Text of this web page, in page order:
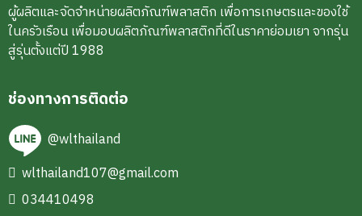
ผู้ผลิตและจัดจำหน่ายผลิตภัณฑ์พลาสติก เพื่อการเกษตรและของใช้
ในครัวเรือน เพื่อมอบผลิตภัณฑ์พลาสติกที่ดีในราคาย่อมเยา จากรุ่น
สู่รุ่นตั้งแต่ปี 1988
ช่องทางการติดต่อ
@wlthailand
wlthailand107@gmail.com
034410498